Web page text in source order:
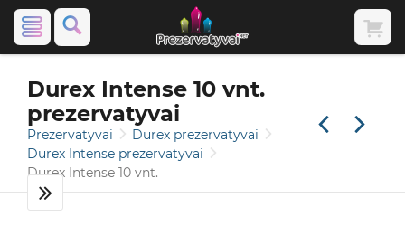
Durex Intense 10 vnt.
prezervatyvai
Prezervatyvai
Durex prezervatyvai
Durex Intense prezervatyvai
Durex Intense 10 vnt.